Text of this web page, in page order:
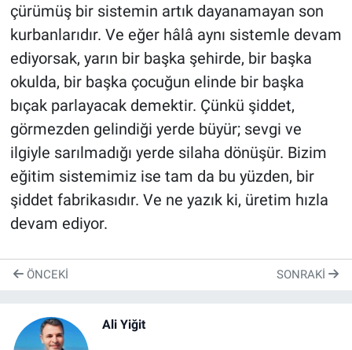
çürümüş bir sistemin artık dayanamayan son
kurbanlarıdır. Ve eğer hâlâ aynı sistemle devam
ediyorsak, yarın bir başka şehirde, bir başka
okulda, bir başka çocuğun elinde bir başka
bıçak parlayacak demektir. Çünkü şiddet,
görmezden gelindiği yerde büyür; sevgi ve
ilgiyle sarılmadığı yerde silaha dönüşür. Bizim
eğitim sistemimiz ise tam da bu yüzden, bir
şiddet fabrikasıdır. Ve ne yazık ki, üretim hızla
devam ediyor.
ÖNCEKI SONRAKI
Ali Yiğit